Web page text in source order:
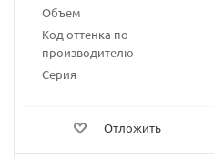
Объем
Код оттенка по
производителю
Серия
Отложить